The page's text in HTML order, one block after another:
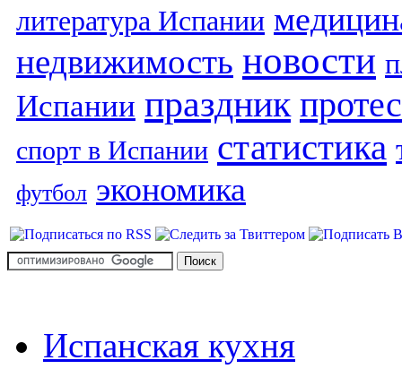
литература Испании
недвижимость новости
Испании праздник
спорт в Испании статистика
футбол экономика
Испанская кухня